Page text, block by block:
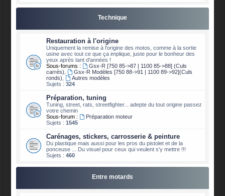
Technique
Restauration à l'origine
Uniquement la remise à l'origine des motos, comme à la sortie
usine avec tout ce que ça implique, juste pour le bonheur des
yeux après tant d'années !
Sous-forums :
Gsx-R [750 85->87 | 1100 85->88] (Culs
carrés)
Gsx-R Modèles [750 88->91 | 1100 89->92](Culs
ronds)
Autres modèles
Sujets :324
Préparation, tuning
Tuning, street, rats, streetfighter... adepte du tout origine passez
votre chemin
Sous-forum :
Préparation moteur
Sujets :1545
Carénages, stickers, carrosserie & peinture
Du plastique mais aussi pour les pros du pistolet et de la
ponceuse ... Du visuel pour ceux qui veulent s'y mettre !!!
Sujets :460
Entre motards